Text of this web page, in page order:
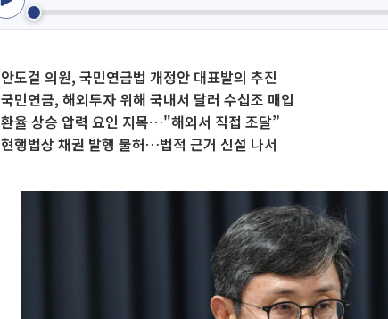
안도걸 의원, 국민연금법 개정안 대표발의 추진
국민연금, 해외투자 위해 국내서 달러 수십조 매입
환율 상승 압력 요인 지목…"해외서 직접 조달”
현행법상 채권 발행 불허…법적 근거 신설 나서